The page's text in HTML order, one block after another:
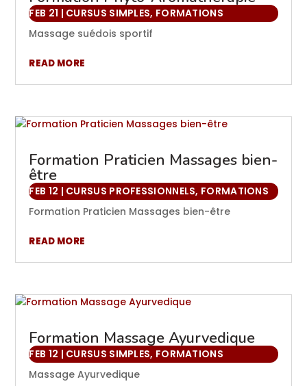
FEB 21 | CURSUS SIMPLES, FORMATIONS
Massage suédois sportif
READ MORE
Formation Praticien Massages bien-
être
FEB 12 | CURSUS PROFESSIONNELS, FORMATIONS
Formation Praticien Massages bien-être
READ MORE
Formation Massage Ayurvedique
FEB 12 | CURSUS SIMPLES, FORMATIONS
Massage Ayurvedique